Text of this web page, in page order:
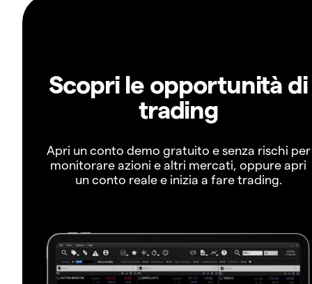
Scopri le opportunità di
trading
Apri un conto demo gratuito e senza rischi per
monitorare azioni e altri mercati, oppure apri
un conto reale e inizia a fare trading.